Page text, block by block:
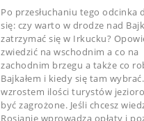
Po przesłuchaniu tego odcinka
się: czy warto w drodze nad
zatrzymać się w Irkucku?
zwiedzić na wschodnim a co na
zachodnim brzegu a także co
Bajkałem i kiedy się tam
wzrostem ilości turystów jezioro
być zagrożone. Jeśli chcesz
Rosjanie wprowadzą opłaty i